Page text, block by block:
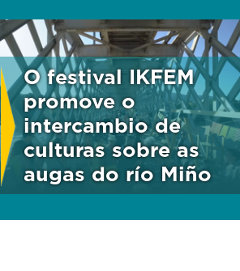
O festival IKFEM
promove o
intercambio de
culturas sobre as
augas do río Miño